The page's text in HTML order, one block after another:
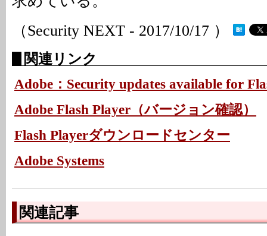
（Security NEXT - 2017/10/17 ）
関連リンク
Adobe：Security updates available for
Adobe Flash Player（バージョン確認）
Flash Playerダウンロードセンター
Adobe Systems
関連記事